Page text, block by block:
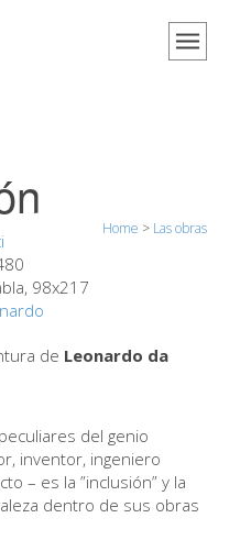
de los visitantes
Home > Las obras
98x217
de Leonardo da
del genio
inventor, ingeniero
– es la ”inclusión” y la
dentro de sus obras